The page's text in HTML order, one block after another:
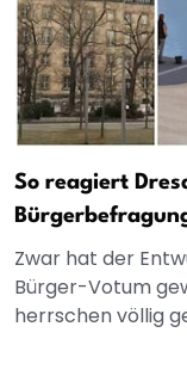
So reagiert
Zwar hat der
Bürger-Votum
herrschen völlig